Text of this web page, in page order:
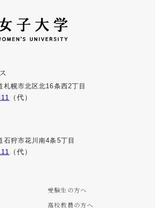
幌市北区北16条西2丁目
（代）
狩市花川南4条5丁目
（代）
受験生の方へ
高校教員の方へ